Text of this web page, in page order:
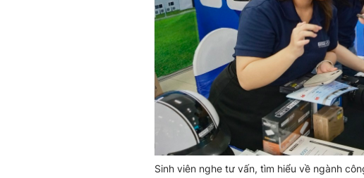
Sinh viên nghe tư vấn, tìm hiểu về ngành